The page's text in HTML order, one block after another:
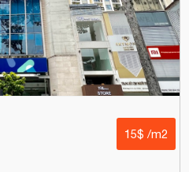
15$ /m2